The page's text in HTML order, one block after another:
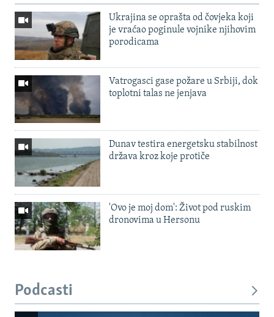
Ukrajina se oprašta od čovjeka koji
je vraćao poginule vojnike njihovim
porodicama
Vatrogasci gase požare u Srbiji, dok
toplotni talas ne jenjava
Dunav testira energetsku stabilnost
država kroz koje protiče
'Ovo je moj dom': Život pod ruskim
dronovima u Hersonu
Podcasti